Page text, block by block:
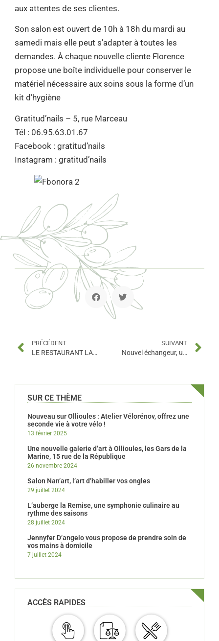
aux attentes de ses clientes.
Son salon est ouvert de 10h à 18h du mardi au
samedi mais elle peut s’adapter à toutes les
demandes. À chaque nouvelle cliente Florence
propose une boîte individuelle pour conserver le
matériel nécessaire aux soins sous la forme d’un
kit d’hygiène
Gratitud’nails – 5, rue Marceau
Tél : 06.95.63.01.67
Facebook : gratitud’nails
Instagram : gratitud’nails
PRÉCÉDENT
LE RESTAURANT LA VILLA BRIGNAC VOUS OUVRE SES PORTES
SUIVANT
Nouvel échangeur, une ouverture très attendue !
SUR CE THÈME
Nouveau sur Ollioules : Atelier Vélorénov, offrez une
seconde vie à votre vélo !
13 février 2025
Une nouvelle galerie d’art à Ollioules, les Gars de la
Marine, 15 rue de la République
26 novembre 2024
Salon Nan’art, l’art d’habiller vos ongles
29 juillet 2024
L’auberge la Remise, une symphonie culinaire au
rythme des saisons
28 juillet 2024
Jennyfer D’angelo vous propose de prendre soin de
vos mains à domicile
7 juillet 2024
ACCÈS RAPIDES